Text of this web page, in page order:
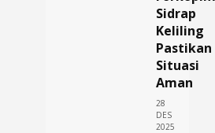
Sidrap
Keliling
Pastikan
Situasi
Aman
28
DES
2025